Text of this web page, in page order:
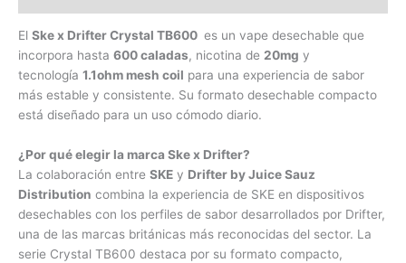
El Ske x Drifter Crystal TB600 es un vape desechable que
incorpora hasta 600 caladas, nicotina de 20mg y
tecnología 1.1ohm mesh coil para una experiencia de sabor
más estable y consistente. Su formato desechable compacto
está diseñado para un uso cómodo diario.
¿Por qué elegir la marca Ske x Drifter?
La colaboración entre SKE y Drifter by Juice Sauz
Distribution combina la experiencia de SKE en dispositivos
desechables con los perfiles de sabor desarrollados por Drifter,
una de las marcas británicas más reconocidas del sector. La
serie Crystal TB600 destaca por su formato compacto,